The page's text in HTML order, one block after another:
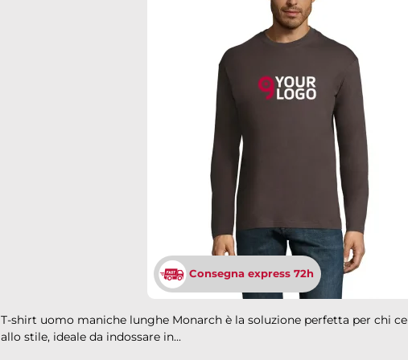
Consegna express 72h
T-shirt uomo maniche lunghe Monarch è la soluzione perfetta per chi
allo stile, ideale da indossare in...